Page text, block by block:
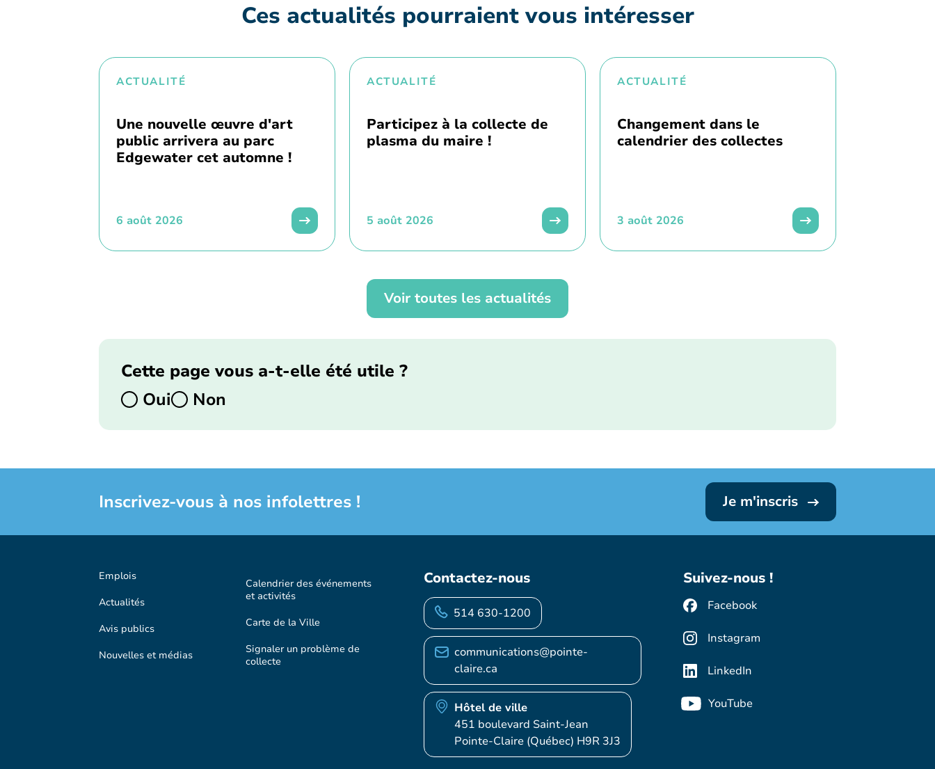
Ces actualités pourraient vous intéresser
ACTUALITÉ
Une nouvelle œuvre d'art
public arrivera au parc
Edgewater cet automne !
6 août 2026
ACTUALITÉ
Participez à la collecte de
plasma du maire !
5 août 2026
ACTUALITÉ
Changement dans le
calendrier des collectes
3 août 2026
Voir toutes les actualités
Cette page vous a-t-elle été utile ?
Oui
Non
Inscrivez-vous à nos infolettres ! Je m'inscris
Emplois
Actualités
Avis publics
Nouvelles et médias
Calendrier des événements
et activités
Carte de la Ville
Signaler un problème de
collecte
Contactez-nous
514 630-1200
communications@pointe-
claire.ca
Hôtel de ville
451 boulevard Saint-Jean
Pointe-Claire (Québec) H9R 3J3
Suivez-nous !
Facebook
Instagram
LinkedIn
YouTube